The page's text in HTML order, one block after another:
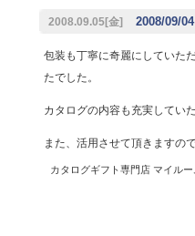
2008.09.05[金] 2008/09/04
包装も丁寧に奇麗にしていた
たでした。
カタログの内容も充実してい
また、活用させて頂きますの
カタログギフト専門店 マイル